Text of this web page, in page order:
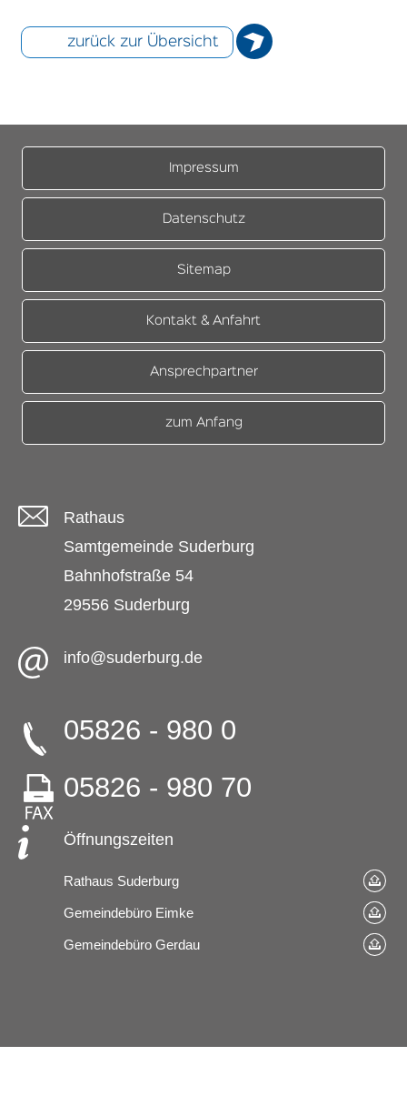
zurück zur Übersicht
Impressum
Datenschutz
Sitemap
Kontakt & Anfahrt
Ansprechpartner
zum Anfang
Rathaus
Samtgemeinde Suderburg
Bahnhofstraße 54
29556 Suderburg
info@suderburg.de
05826 - 980 0
05826 - 980 70
Öffnungszeiten
Rathaus Suderburg
Gemeindebüro Eimke
Gemeindebüro Gerdau